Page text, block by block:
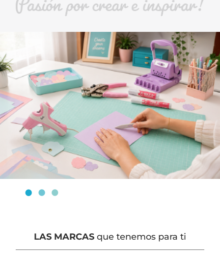
LAS MARCAS que tenemos para ti